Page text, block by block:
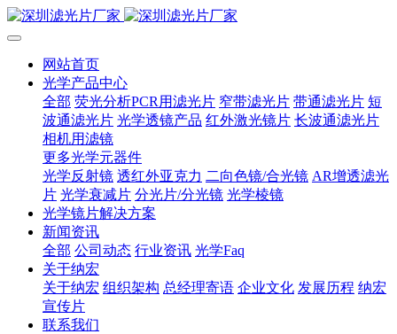
网站首页
光学产品中心
全部 荧光分析PCR用滤光片 窄带滤光片 带通滤光片 短
波通滤光片 光学透镜产品 红外激光镜片 长波通滤光片
相机用滤镜
更多光学元器件
光学反射镜 透红外亚克力 二向色镜/合光镜 AR增透滤光
片 光学衰减片 分光片/分光镜 光学棱镜
光学镜片解决方案
新闻资讯
全部 公司动态 行业资讯 光学Faq
关于纳宏
关于纳宏 组织架构 总经理寄语 企业文化 发展历程 纳宏
宣传片
联系我们